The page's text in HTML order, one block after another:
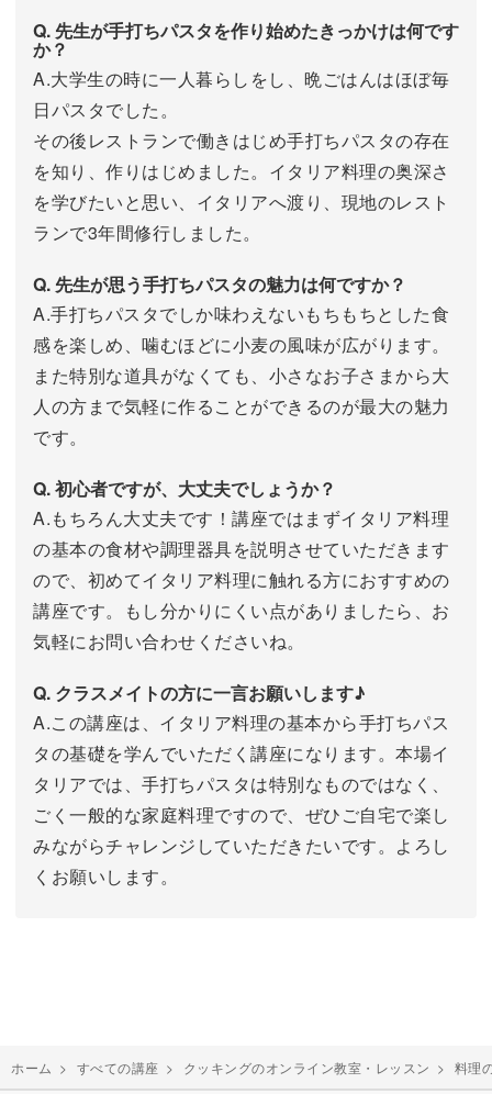
Q. 先生が手打ちパスタを作り始めたきっかけは何です
か？
A.大学生の時に一人暮らしをし、晩ごはんはほぼ毎
日パスタでした。
その後レストランで働きはじめ手打ちパスタの存在
を知り、作りはじめました。イタリア料理の奥深さ
を学びたいと思い、イタリアへ渡り、現地のレスト
ランで3年間修行しました。
Q. 先生が思う手打ちパスタの魅力は何ですか？
A.手打ちパスタでしか味わえないもちもちとした食
感を楽しめ、噛むほどに小麦の風味が広がります。
また特別な道具がなくても、小さなお子さまから大
人の方まで気軽に作ることができるのが最大の魅力
です。
Q. 初心者ですが、大丈夫でしょうか？
A.もちろん大丈夫です！講座ではまずイタリア料理
の基本の食材や調理器具を説明させていただきます
ので、初めてイタリア料理に触れる方におすすめの
講座です。もし分かりにくい点がありましたら、お
気軽にお問い合わせくださいね。
Q. クラスメイトの方に一言お願いします♪
A.この講座は、イタリア料理の基本から手打ちパス
タの基礎を学んでいただく講座になります。本場イ
タリアでは、手打ちパスタは特別なものではなく、
ごく一般的な家庭料理ですので、ぜひご自宅で楽し
みながらチャレンジしていただきたいです。よろし
くお願いします。
ホーム > すべての講座 > クッキングのオンライン教室・レッスン > 料理